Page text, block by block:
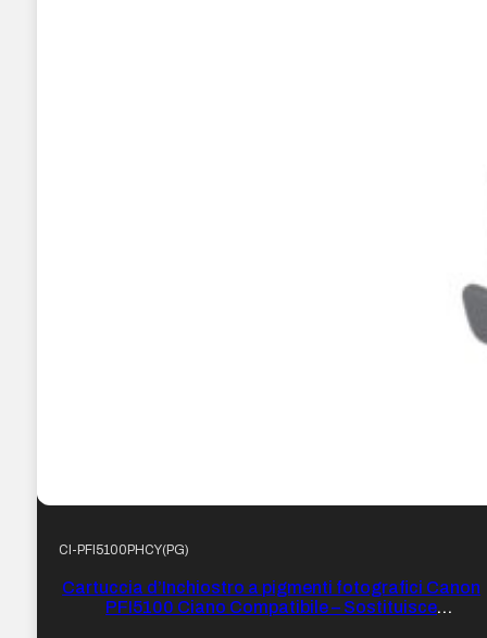
CI-PFI5100PHCY(PG)
Cartuccia d’Inchiostro a pigmenti fotografici Canon
PFI5100 Ciano Compatibile – Sostituisce